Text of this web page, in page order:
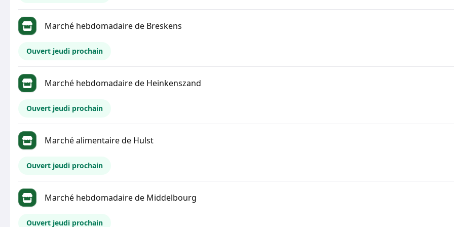
Marché hebdomadaire de Breskens
Ouvert jeudi prochain
Marché hebdomadaire de Heinkenszand
Ouvert jeudi prochain
Marché alimentaire de Hulst
Ouvert jeudi prochain
Marché hebdomadaire de Middelbourg
Ouvert jeudi prochain